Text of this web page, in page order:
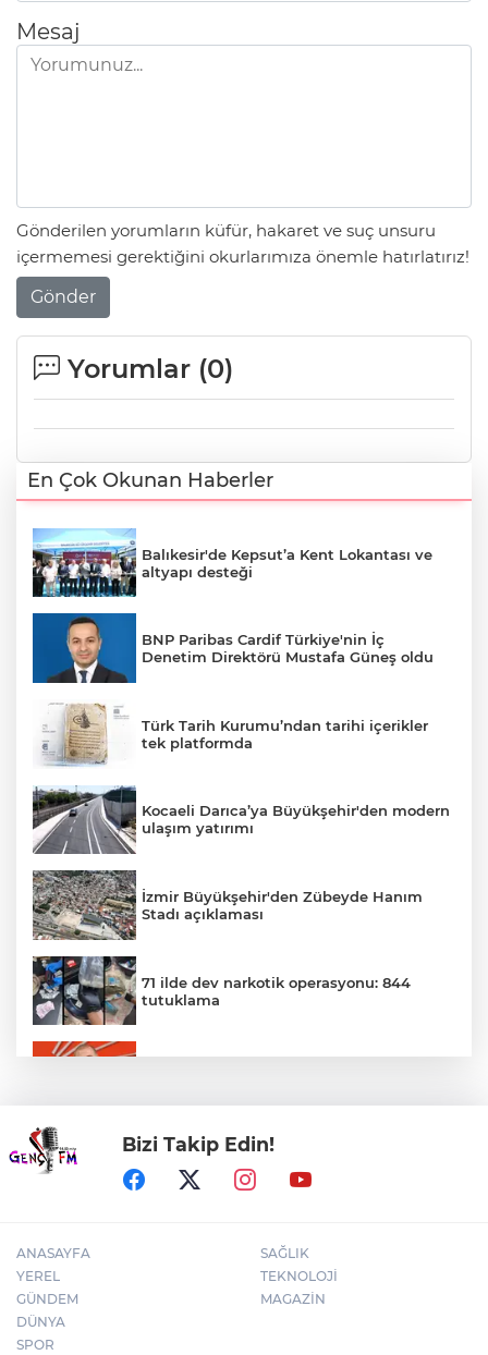
Mesaj
Gönderilen yorumların küfür, hakaret ve suç unsuru
içermemesi gerektiğini okurlarımıza önemle hatırlatırız!
Gönder
Yorumlar (0)
En Çok Okunan Haberler
Balıkesir'de Kepsut’a Kent Lokantası ve
altyapı desteği
BNP Paribas Cardif Türkiye'nin İç
Denetim Direktörü Mustafa Güneş oldu
Türk Tarih Kurumu’ndan tarihi içerikler
tek platformda
Kocaeli Darıca’ya Büyükşehir'den modern
ulaşım yatırımı
İzmir Büyükşehir'den Zübeyde Hanım
Stadı açıklaması
71 ilde dev narkotik operasyonu: 844
tutuklama
MGK'dan 8 maddelik bildiri... Terörsüz
Türkiye, bölgesel güvenlik ve Gazze
mesajı
Bizi Takip Edin!
ANASAYFA
YEREL
GÜNDEM
DÜNYA
SPOR
SAĞLIK
TEKNOLOJİ
MAGAZİN